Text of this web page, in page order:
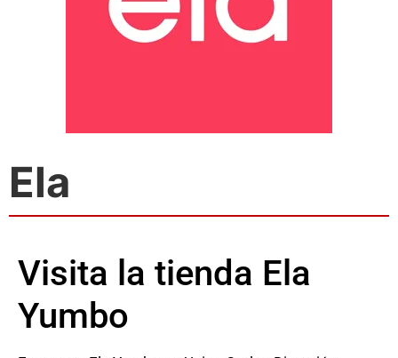
Ela
Visita la tienda Ela
Yumbo